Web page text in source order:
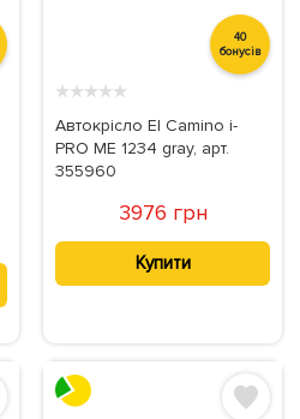
40
бонусів
★★★★★
Автокрісло El Camino i-
PRO ME 1234 gray, арт.
355960
3976 грн
Купити